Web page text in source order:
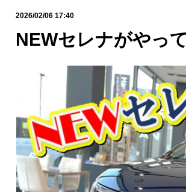
2026/02/06 17:40
NEWセレナがやっ